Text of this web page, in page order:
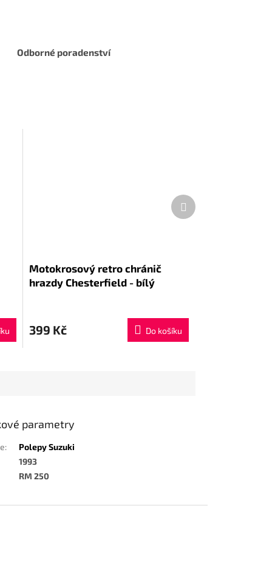
Odborné poradenství
Motokrosový retro chránič
hrazdy Chesterfield - bílý
399 Kč Do košíku
Další
produkt
parametry
:
Polepy Suzuki
1993
RM 250